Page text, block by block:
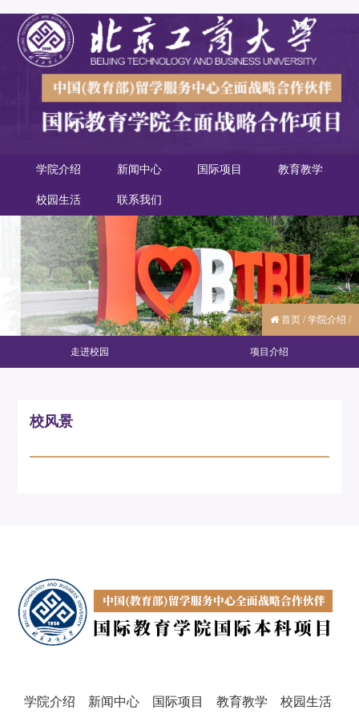
学院介绍 新闻中心 国际项目 教育教学
校园生活 联系我们
首页 /学院介绍 /
走进校园 项目介绍
校风景
学院介绍 新闻中心 国际项目 教育教学 校园生活